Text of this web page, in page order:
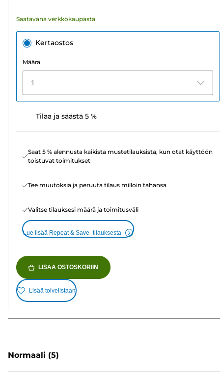
Saatavana verkkokaupasta
Kertaostos
Määrä
1
Tilaa ja säästä 5 %
Saat 5 % alennusta kaikista mustetilauksista, kun otat käyttöön
toistuvat toimitukset
Tee muutoksia ja peruuta tilaus milloin tahansa
Valitse tilauksesi määrä ja toimitusväli
Lue lisää Repeat & Save -tilauksesta
LISÄÄ OSTOSKORIIN
Lisää toivelistaan
Normaali (5)